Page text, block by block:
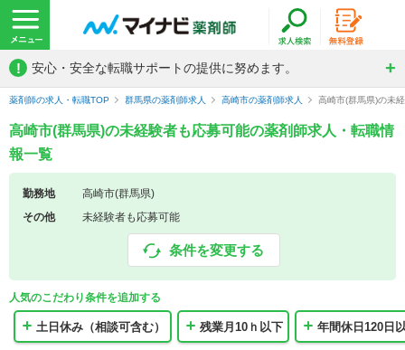
! 安心・安全な転職サポートの提供に努めます。
薬剤師の求人・転職TOP 群馬県の薬剤師求人 高崎市の薬剤師求人 高崎市(群馬県)の未
高崎市(群馬県)の未経験者も応募可能の薬剤師求人・転職情
報一覧
勤務地
高崎市(群馬県)
その他
未経験者も応募可能
条件を変更する
人気のこだわり条件を追加する
土日休み（相談可含む） 残業月10ｈ以下 年間休日120日